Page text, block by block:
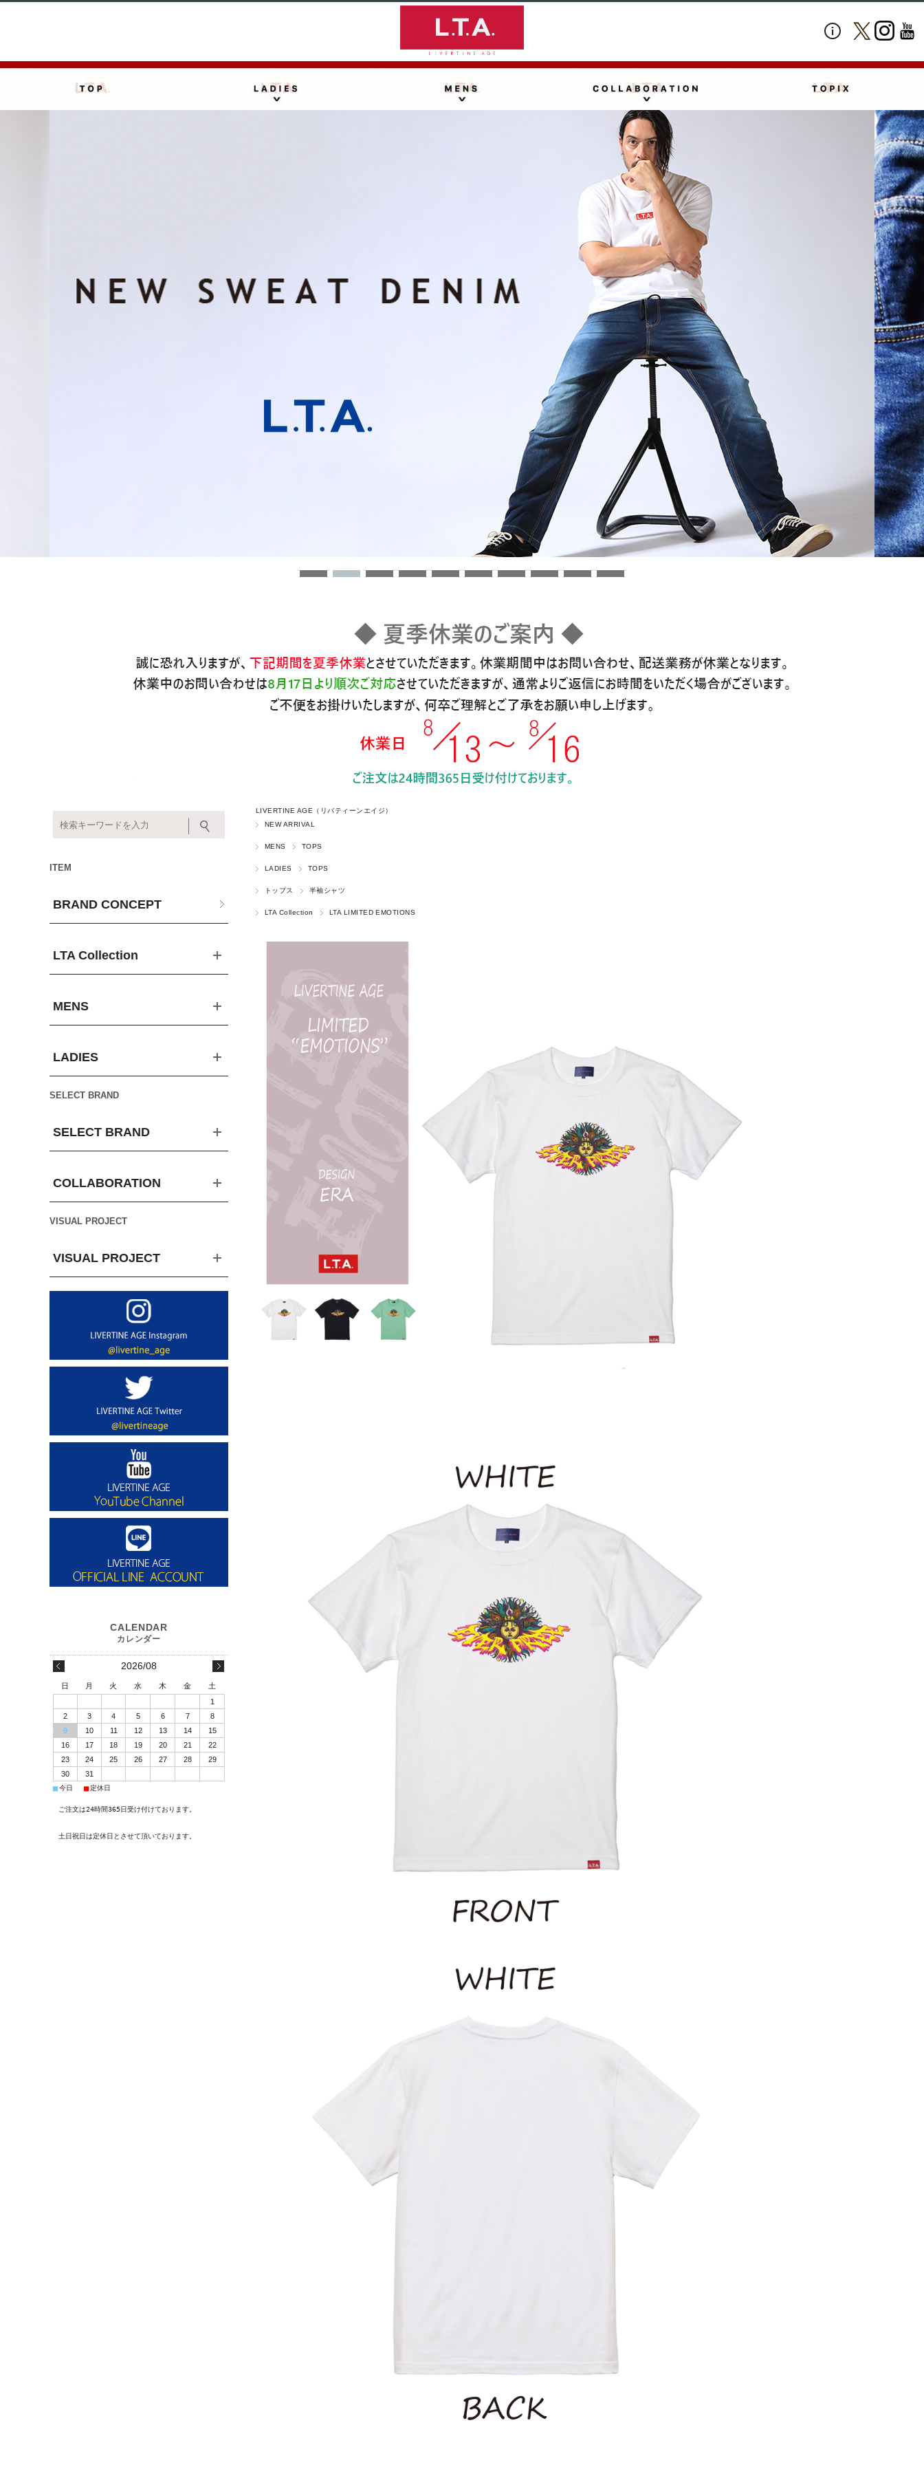
LIVERTINE AGE（リバティーンエイジ）
NEW ARRIVAL
MENS TOPS
LADIES TOPS
トップス 半袖シャツ
LTA Collection LTA LIMITED EMOTIONS
ITEM
BRAND CONCEPT
LTA Collection
MENS
LADIES
SELECT BRAND
SELECT BRAND
COLLABORATION
VISUAL PROJECT
VISUAL PROJECT
2026/08
日 月 火 水 木 金
土
1
2
3 4 5 6 7
8
9
10 11 12 13 14
15
16
17 18 19 20 21
22
23
24 25 26 27 28
29
30
31
■今日 ■定休日
ご注文は24時間365日受け付けております。
土日祝日は定休日とさせて頂いております。